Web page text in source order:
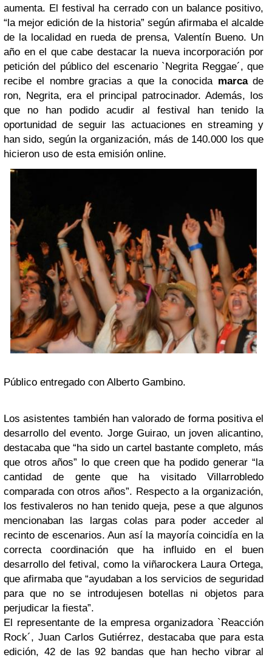
aumenta. El festival ha cerrado con un balance positivo,
“la mejor edición de la historia” según afirmaba el alcalde
de la localidad en rueda de prensa, Valentín Bueno. Un
año en el que cabe destacar la nueva incorporación por
petición del público del escenario `Negrita Reggae´, que
recibe el nombre gracias a que la conocida marcade
ron, Negrita, era el principal patrocinador. Además, los
que no han podido acudir al festival han tenido la
oportunidad de seguir las actuaciones en streaming y
han sido, según la organización, más de 140.000 los que
hicieron uso de esta emisión online.
Público entregado con Alberto Gambino.
Los asistentes también han valorado de forma positiva el
desarrollo del evento. Jorge Guirao, un joven alicantino,
destacaba que “ha sido un cartel bastante completo, más
que otros años” lo que creen que ha podido generar “la
cantidad de gente que ha visitado Villarrobledo
comparada con otros años”. Respecto a la organización,
los festivaleros no han tenido queja, pese a que algunos
mencionaban las largas colas para poder acceder al
recinto de escenarios. Aun así la mayoría coincidía en la
correcta coordinación que ha influido en el buen
desarrollo del fetival, como la viñarockera Laura Ortega,
que afirmaba que “ayudaban a los servicios de seguridad
para que no se introdujesen botellas ni objetos para
perjudicar la fiesta”.
El representante de la empresa organizadora `Reacción
Rock´, Juan Carlos Gutiérrez, destacaba que para esta
edición, 42 de las 92 bandas que han hecho vibrar al